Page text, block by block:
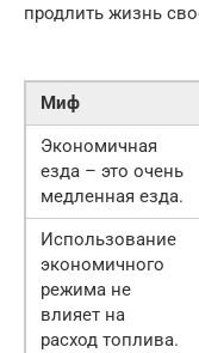
продлить жизнь
Миф
Экономичная
езда – это очень
медленная езда.
Использование
экономичного
режима не
влияет на
расход топлива.